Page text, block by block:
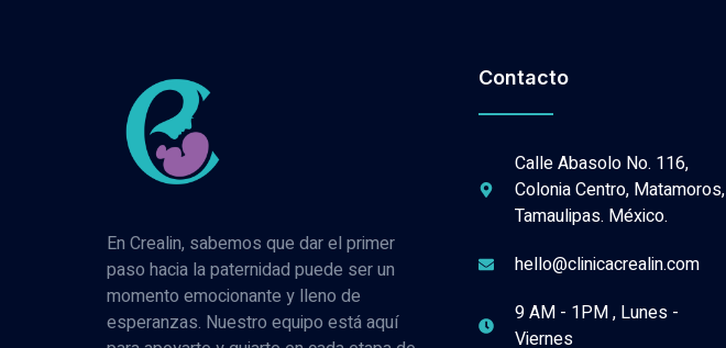
En Crealin, sabemos que dar el primer
paso hacia la paternidad puede ser un
momento emocionante y lleno de
esperanzas. Nuestro equipo está aquí
Contacto
Calle Abasolo No. 116,
Colonia Centro, Matamoros,
Tamaulipas. México.
hello@clinicacrealin.com
9 AM - 1PM , Lunes -
Viernes